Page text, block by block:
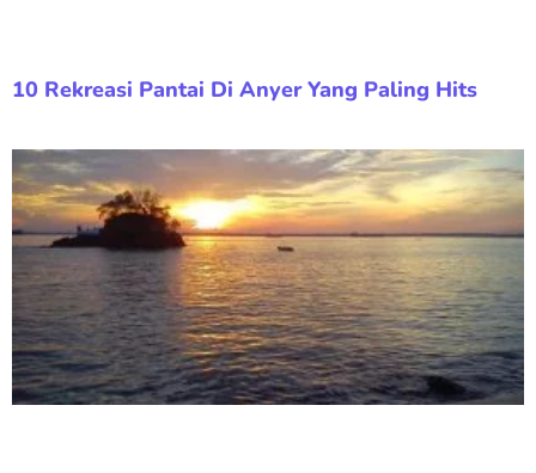
10 Rekreasi Pantai Di Anyer Yang Paling Hits